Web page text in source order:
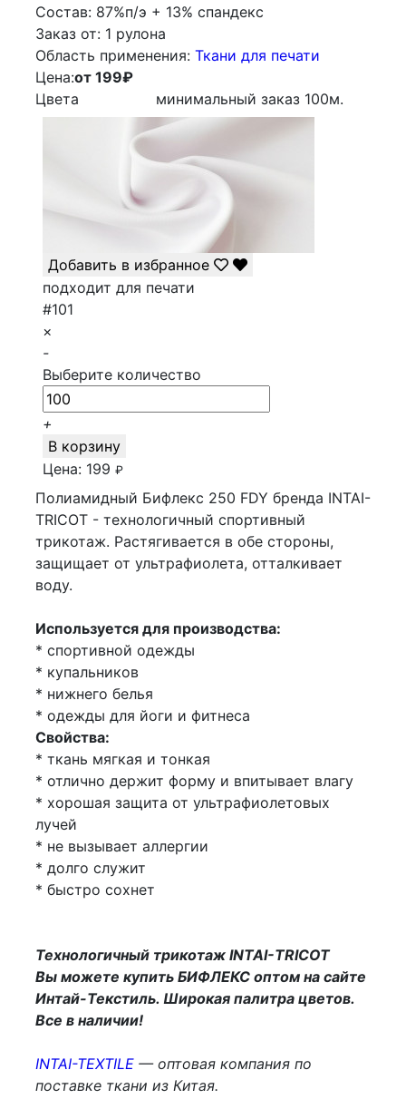
Состав: 87%п/э + 13% спандекс
Заказ от: 1 рулона
Облаcть применения: Ткани для печати
Цена:от 199₽
Цвета
минимальный заказ 100м.
Добавить в избранное
подходит для печати
#101
×
-
Выберите количество
+
В корзину
Цена: 199 ₽
Полиамидный Бифлекс 250 FDY бренда INTAI-
TRICOT - технологичный спортивный
трикотаж. Растягивается в обе стороны,
защищает от ультрафиолета, отталкивает
воду.
Используется для производства:
* спортивной одежды
* купальников
* нижнего белья
* одежды для йоги и фитнеса
Свойства:
* ткань мягкая и тонкая
* отлично держит форму и впитывает влагу
* хорошая защита от ультрафиолетовых
лучей
* не вызывает аллергии
* долго служит
* быстро сохнет
Технологичный трикотаж INTAI-TRICOT
Вы можете купить БИФЛЕКС оптом на сайте
Интай-Текстиль. Широкая палитра цветов.
Все в наличии!
INTAI-TEXTILE — оптовая компания по
поставке ткани из Китая.